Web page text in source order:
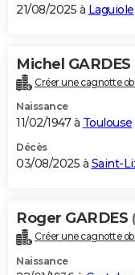
21/08/2025 à Laguiole
Michel GARDES
Créer une cagnotte
Naissance
11/02/1947 à Toulouse
Décès
03/08/2025 à Saint-
Roger GARDES
Créer une cagnotte
Naissance